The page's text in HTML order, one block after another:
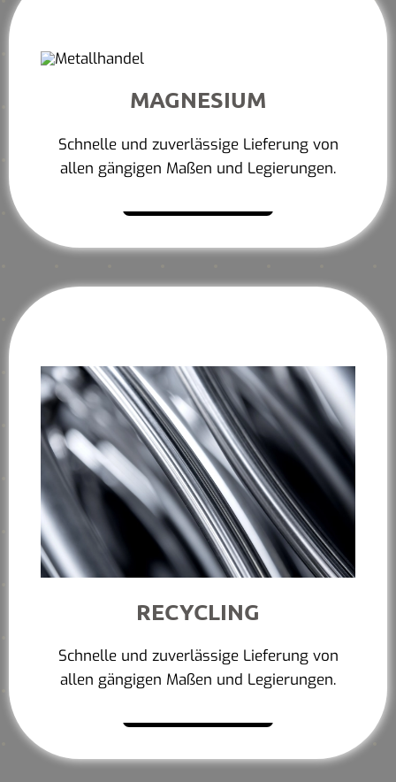
MAGNESIUM
Schnelle und zuverlässige Lieferung von
allen gängigen Maßen und Legierungen.
RECYCLING
Schnelle und zuverlässige Lieferung von
allen gängigen Maßen und Legierungen.